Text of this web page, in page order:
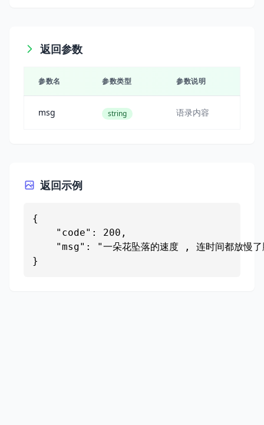
返回参数
参数名 参数类型 参数说明
msg string 语录内容
返回示例
{
    "code": 200,
"msg": "一朵花坠落的速度 , 连时间都放慢
}